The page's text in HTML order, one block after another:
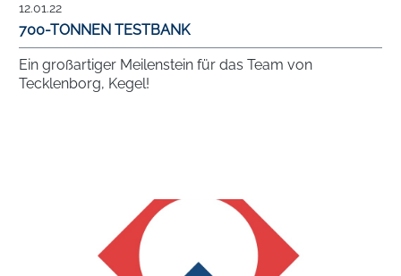
12.01.22
700-TONNEN TESTBANK
Ein großartiger Meilenstein für das Team von
Tecklenborg, Kegel!